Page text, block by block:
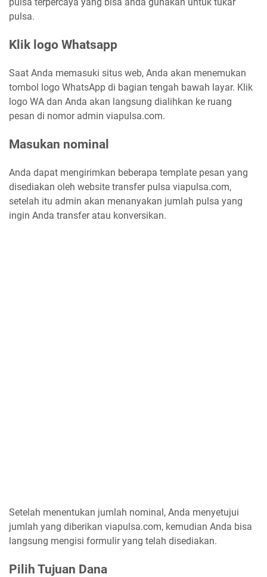
pulsa.
Klik logo Whatsapp
Saat Anda memasuki situs web, Anda akan menemukan
tombol logo WhatsApp di bagian tengah bawah layar. Klik
logo WA dan Anda akan langsung dialihkan ke ruang
pesan di nomor admin viapulsa.com.
Masukan nominal
Anda dapat mengirimkan beberapa template pesan yang
disediakan oleh website transfer pulsa viapulsa.com,
setelah itu admin akan menanyakan jumlah pulsa yang
ingin Anda transfer atau konversikan.
Setelah menentukan jumlah nominal, Anda menyetujui
jumlah yang diberikan viapulsa.com, kemudian Anda bisa
langsung mengisi formulir yang telah disediakan.
Pilih Tujuan Dana